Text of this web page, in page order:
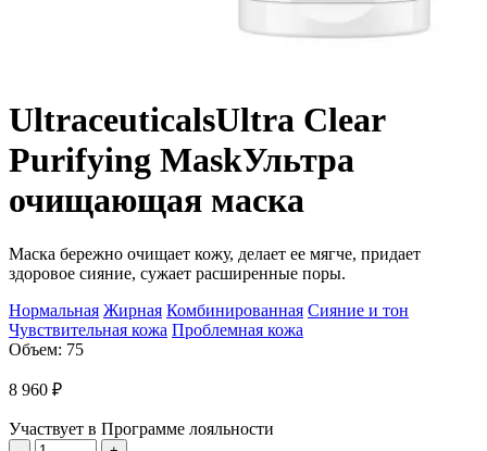
UltraceuticalsUltra Clear
Purifying MaskУльтра
очищающая маска
Маска бережно очищает кожу, делает ее мягче, придает
здоровое сияние, сужает расширенные поры.
Нормальная Жирная Комбинированная Сияние и тон
Чувствительная кожа Проблемная кожа
Объем: 75
8 960 ₽
Участвует в Программе лояльности